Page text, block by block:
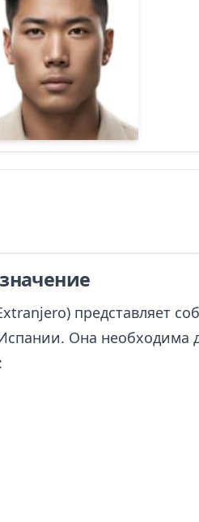
представляет
Она необходима